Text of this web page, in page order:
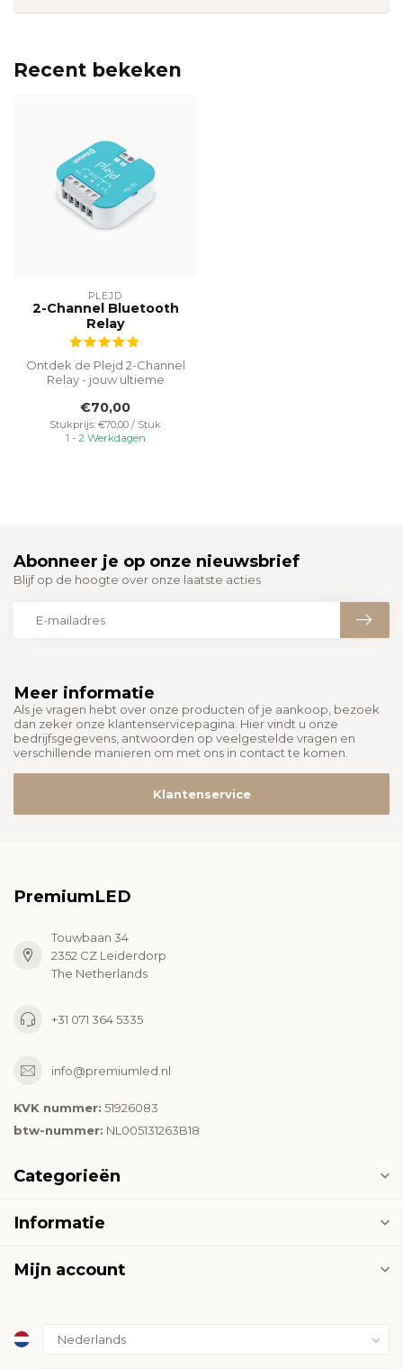
Recent bekeken
PLEJD
2-Channel Bluetooth
Relay
Ontdek de Plejd 2-Channel
Relay - jouw ultieme
geavanceerde verli...
€70,00
Stukprijs: €70,00 / Stuk
1 - 2 Werkdagen
Meer informatie
Als je vragen hebt over onze producten of je aankoop, bezoek
dan zeker onze klantenservicepagina. Hier vindt u onze
bedrijfsgegevens, antwoorden op veelgestelde vragen en
verschillende manieren om met ons in contact te komen.
Klantenservice
Abonneer je op onze nieuwsbrief
Blijf op de hoogte over onze laatste acties
PremiumLED
Touwbaan 34
2352 CZ Leiderdorp
The Netherlands
+31 071 364 5335
info@premiumled.nl
KVK nummer: 51926083
btw-nummer: NL005131263B18
Categorieën
Informatie
Mijn account